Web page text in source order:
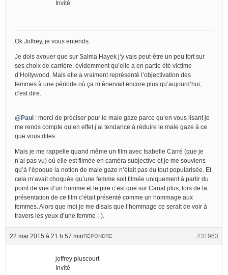
Invité
Ok Joffrey, je vous entends.
Je dois avouer que sur Salma Hayek j’y vais peut-être un peu fort sur
ses choix de carrière, évidemment qu’elle a en partie été victime
d’Hollywood. Mais elle a vraiment représenté l’objectivation des
femmes à une période où ça m’énervait encore plus qu’aujourd’hui,
c’est dire.
@Paul : merci de préciser pour le male gaze parce qu’en vous lisant je
me rends compte qu’en effet j’ai tendance à réduire le male gaze à ce
que vous dites.
Mais je me rappelle quand même un film avec Isabelle Carré (que je
n’ai pas vu) où elle est filmée en caméra subjective et je me souviens
qu’à l’époque la notion de male gaze n’était pas du tout popularisée. Et
cela m’avait choquée qu’une femme soit filmée uniquement à partir du
point de vue d’un homme et le pire c’est que sur Canal plus, lors de la
présentation de ce film c’était présenté comme un hommage aux
femmes. Alors que moi je me disais que l’hommage ce serait de voir à
travers les yeux d’une femme ;-).
22 mai 2015 à 21 h 57 min #31963
RÉPONDRE
joffrey pluscourt
Invité